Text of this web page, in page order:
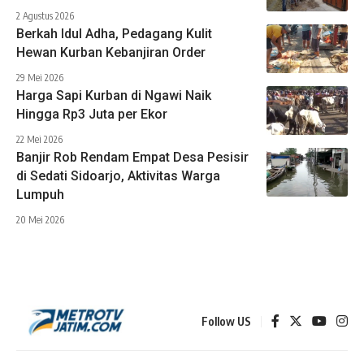
2 Agustus 2026
Berkah Idul Adha, Pedagang Kulit
Hewan Kurban Kebanjiran Order
29 Mei 2026
Harga Sapi Kurban di Ngawi Naik
Hingga Rp3 Juta per Ekor
22 Mei 2026
Banjir Rob Rendam Empat Desa Pesisir
di Sedati Sidoarjo, Aktivitas Warga
Lumpuh
20 Mei 2026
Follow US